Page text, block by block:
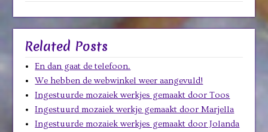
Related Posts
En dan gaat de telefoon.
We hebben de webwinkel weer aangevuld!
Ingestuurde mozaiek werkjes gemaakt door Toos
Ingestuurd mozaiek werkje gemaakt door Marjella
Ingestuurde mozaiek werkjes gemaakt door Jolanda